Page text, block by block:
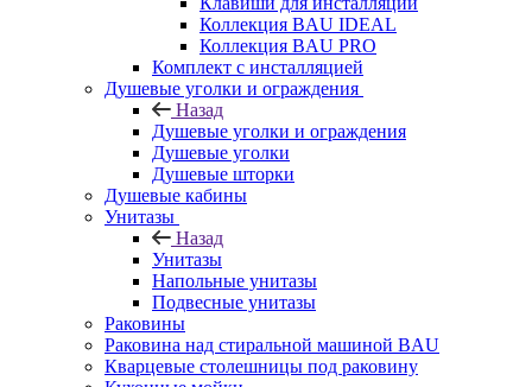
Коллекция BAU IDEAL
Коллекция BAU PRO
Комплект с инсталляцией
Душевые уголки и ограждения
Назад
Душевые уголки и ограждения
Душевые уголки
Душевые шторки
Душевые кабины
Унитазы
Назад
Унитазы
Напольные унитазы
Подвесные унитазы
Раковины
Раковина над стиральной машиной BAU
Кварцевые столешницы под раковину